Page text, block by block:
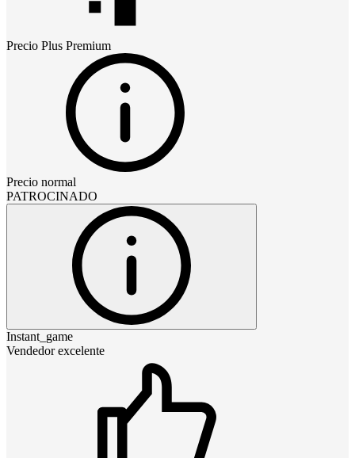
Precio Plus Premium
Precio normal
PATROCINADO
Instant_game
Vendedor excelente